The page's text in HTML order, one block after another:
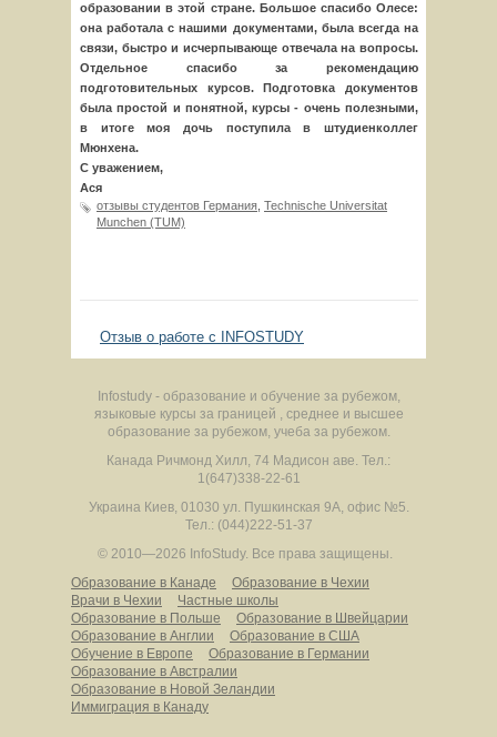
образовании в этой стране. Большое спасибо Олесе:
она работала с нашими документами, была всегда на
связи, быстро и исчерпывающе отвечала на вопросы.
Отдельное спасибо за рекомендацию
подготовительных курсов. Подготовка документов
была простой и понятной, курсы - очень полезными,
в итоге моя дочь поступила в штудиенколлег
Мюнхена.
С уважением,
Ася
отзывы студентов Германия Technische Universitat
Munchen (TUM)
Отзыв о работе с INFOSTUDY
Infostudy - образование и обучение за рубежом,
языковые курсы за границей , среднее и высшее
образование за рубежом, учеба за рубежом.
Канада Ричмонд Хилл, 74 Мадисон аве. Тел.:
1(647)338-22-61
Украина Киев, 01030 ул. Пушкинская 9А, офис №5.
Тел.: (044)222-51-37
© 2010—2026 InfoStudy. Все права защищены.
Образование в Канаде
Образование в Чехии
Врачи в Чехии
Частные школы
Образование в Польше
Образование в Швейцарии
Образование в Англии
Образование в США
Обучение в Европе
Образование в Германии
Образование в Австралии
Образование в Новой Зеландии
Иммиграция в Канаду